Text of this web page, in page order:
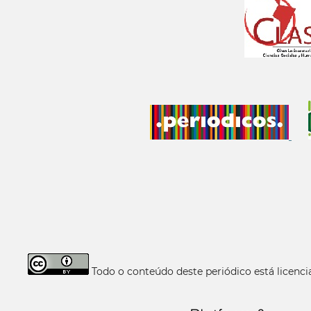
Todo o conteúdo deste periódico está